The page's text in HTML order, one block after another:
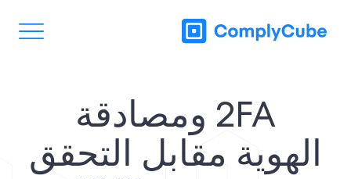
2FA ومصادقة
الهوية مقابل التحقق